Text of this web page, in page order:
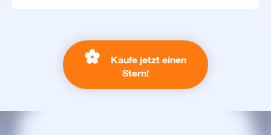
Kaufe jetzt einen
Stern!